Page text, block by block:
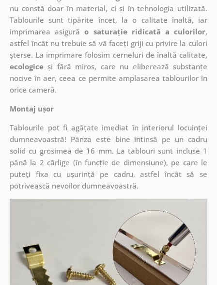
nu constă doar în material, ci și în tehnologia utilizată.
Tablourile sunt tipărite încet, la o calitate înaltă, iar
imprimarea asigurăo saturație ridicată a culorilor,
astfel încât nu trebuie să vă faceți griji cu privire la culori
șterse. La imprimare folosim cerneluri de înaltă calitate,
ecologiceși fără miros, care nu eliberează substanțe
nocive în aer, ceea ce permite amplasarea tablourilor în
orice cameră.
Montaj ușor
Tablourile pot fi agățate imediat în interiorul locuinței
dumneavoastră! Pânza este bine întinsă pe un cadru
solid cu grosimea de 16 mm. La tablouri sunt incluse 1
până la 2 cârlige (în funcție de dimensiune), pe care le
puteți fixa cu ușurință pe cadru, astfel încât să se
potrivească nevoilor dumneavoastră.